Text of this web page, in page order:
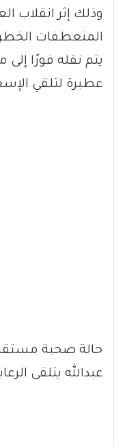
وذلك إثر انقلاب
المنعطفات
يتم نقله فورًا
عطبرة لتلقي
حالة صحية
عبدالله يتلقى